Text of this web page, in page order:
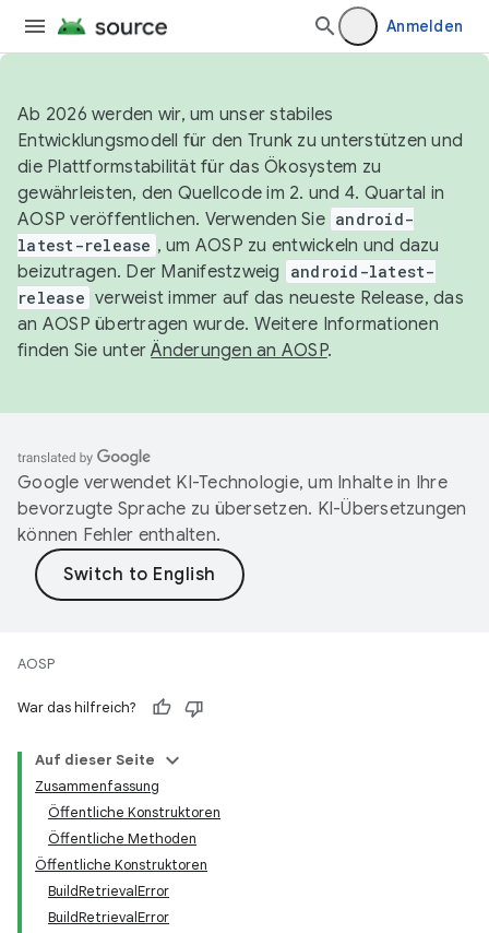
Anmelden
Ab 2026 werden wir, um unser stabiles
Entwicklungsmodell für den Trunk zu unterstützen und
die Plattformstabilität für das Ökosystem zu
gewährleisten, den Quellcode im 2. und 4. Quartal in
AOSP veröffentlichen. Verwenden Sie android-
latest-release , um AOSP zu entwickeln und dazu
beizutragen. Der Manifestzweig
android-latest-
release verweist immer auf das neueste Release, das
an AOSP übertragen wurde. Weitere Informationen
finden Sie unterÄnderungen an AOSP.
Google verwendet KI-Technologie, um Inhalte in Ihre
bevorzugte Sprache zu übersetzen. KI-Übersetzungen
können Fehler enthalten.
AOSP
War das hilfreich?
Auf dieser Seite
Zusammenfassung
Öffentliche Konstruktoren
Öffentliche Methoden
Öffentliche Konstruktoren
BuildRetrievalError
BuildRetrievalError